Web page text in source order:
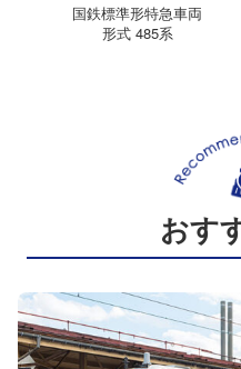
国鉄標準形特急車両
形式 485系
おす